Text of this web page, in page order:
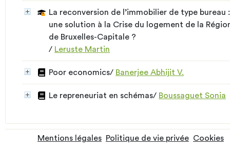
La reconversion de l’immobilier de type bureau :
une solution à la Crise du logement de la
de Bruxelles-Capitale ?
/ Leruste Martin
Poor economics/ Banerjee Abhijit V.
Le repreneuriat en schémas/ Boussaguet Sonia
Mentions légales Politique de vie privée Cookies